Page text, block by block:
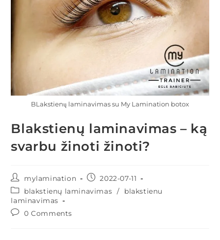
BLakstienų laminavimas su My Lamination botox
Blakstienų laminavimas – ką
svarbu žinoti žinoti?
mylamination
2022-07-11
blakstienų laminavimas /
blakstienu
laminavimas
0 Comments